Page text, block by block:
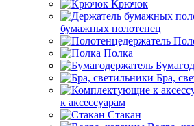
Крючок
бумажных полотенец
Полка
Бра,
к аксессуарам
Стакан